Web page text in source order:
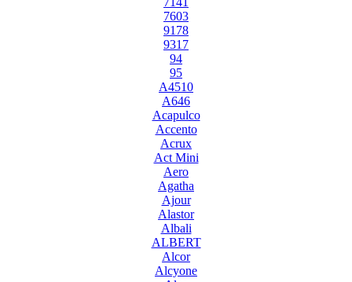
7603
9178
9317
94
95
A4510
A646
Acapulco
Accento
Acrux
Act Mini
Aero
Agatha
Ajour
Alastor
Albali
ALBERT
Alcor
Alcyone